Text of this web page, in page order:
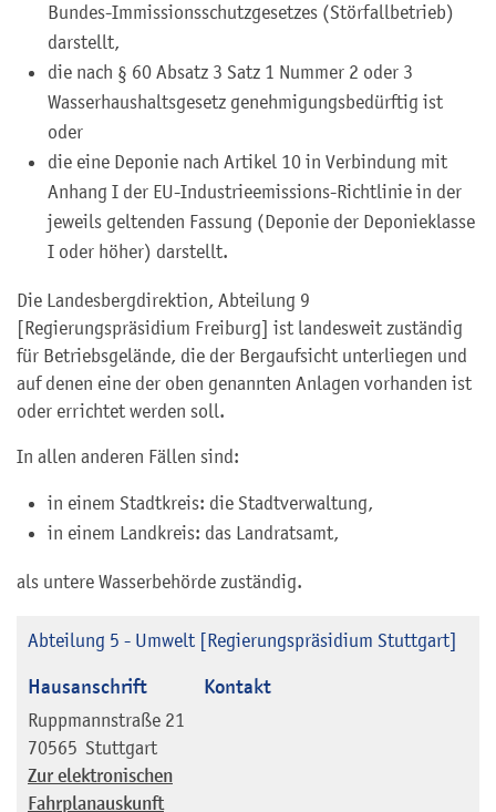
Bundes-Immissionsschutzgesetzes (Störfallbetrieb)
darstellt,
die nach § 60 Absatz 3 Satz 1 Nummer 2 oder 3
Wasserhaushaltsgesetz genehmigungsbedürftig ist
oder
die eine Deponie nach Artikel 10 in Verbindung mit
Anhang I der EU-Industrieemissions-Richtlinie in der
jeweils geltenden Fassung (Deponie der Deponieklasse
I oder höher) darstellt.
Die Landesbergdirektion, Abteilung 9
[Regierungspräsidium Freiburg] ist landesweit zuständig
für Betriebsgelände, die der Bergaufsicht unterliegen und
auf denen eine der oben genannten Anlagen vorhanden ist
oder errichtet werden soll.
In allen anderen Fällen sind:
in einem Stadtkreis: die Stadtverwaltung,
in einem Landkreis: das Landratsamt,
als untere Wasserbehörde zuständig.
Abteilung 5 - Umwelt [Regierungspräsidium Stuttgart]
Hausanschrift
Ruppmannstraße 21
70565 Stuttgart
Zur elektronischen
Fahrplanauskunft
Kontakt